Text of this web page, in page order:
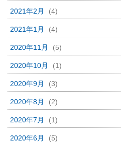
2021年2月 (4)
2021年1月 (4)
2020年11月 (5)
2020年10月 (1)
2020年9月 (3)
2020年8月 (2)
2020年7月 (1)
2020年6月 (5)